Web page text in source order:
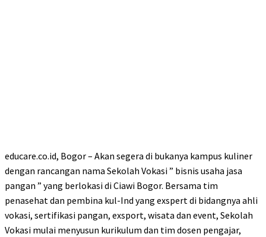
educare.co.id, Bogor – Akan segera di bukanya kampus kuliner
dengan rancangan nama Sekolah Vokasi ” bisnis usaha jasa
pangan ” yang berlokasi di Ciawi Bogor. Bersama tim
penasehat dan pembina kul-Ind yang exspert di bidangnya ahli
vokasi, sertifikasi pangan, exsport, wisata dan event, Sekolah
Vokasi mulai menyusun kurikulum dan tim dosen pengajar,